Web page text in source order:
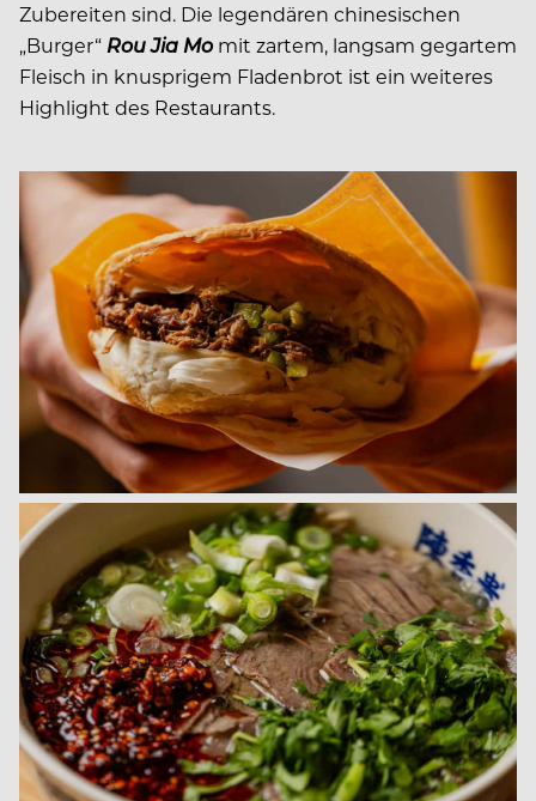
Zubereiten sind. Die legendären chinesischen
„Burger“ Rou Jia Mo mit zartem, langsam gegartem
Fleisch in knusprigem Fladenbrot ist ein weiteres
Highlight des Restaurants.